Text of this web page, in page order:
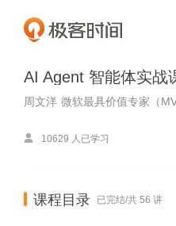
AI Agent 智能体实战
周文洋 微软最具价值专家（
 10629 人已学习
课程目录 已完结/共 56 讲